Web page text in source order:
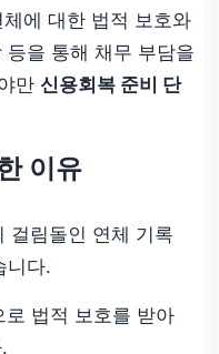
체에 대한 법적 보호와
을 통해 채무 부담을
만 신용회복 준비 단
이유
걸림돌인 연체 기록
니다.
로 법적 보호를 받아